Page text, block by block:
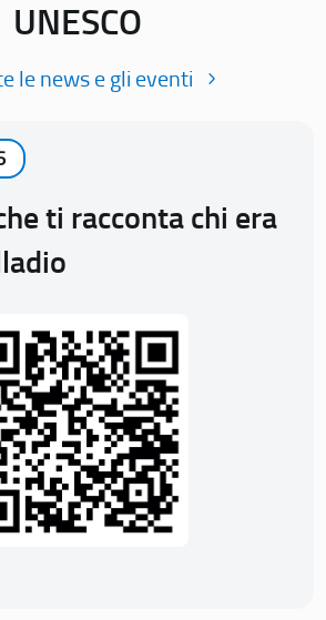
UNESCO
le news e gli eventi
ti racconta chi era